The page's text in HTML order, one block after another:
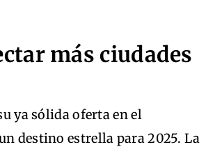
más ciudades
ya sólida oferta en el
destino estrella para 2025. La